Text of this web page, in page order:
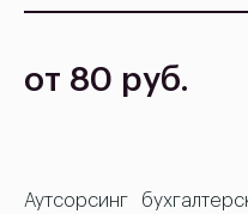
от 80 руб.
Аутсорсинг